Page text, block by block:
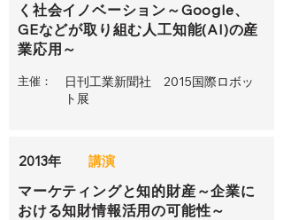
く社会イノベーション～Google、
GEなどが取り組む人工知能(AI)の産
業応用～
主催：
日刊工業新聞社 2015国際ロボッ
ト展
2013年 講演
マーケティングと知的財産～企業に
おける知財情報活用の可能性～